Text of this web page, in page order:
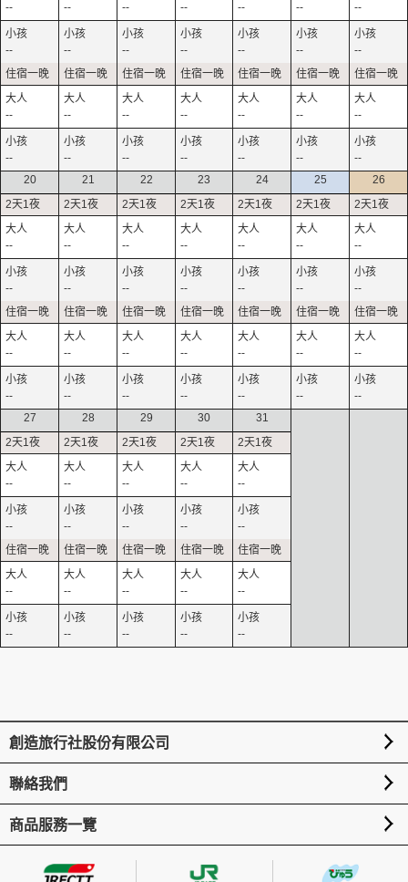
--
--
--
--
--
--
--
--
--
--
--
--
--
--
--
--
--
--
--
--
--
--
--
--
--
--
--
--
20
--
--
--
--
21
--
--
--
--
22
--
--
--
--
23
--
--
--
--
24
--
--
--
--
25
--
--
--
--
26
--
--
--
--
27
--
--
--
--
28
--
--
--
--
29
--
--
--
--
30
--
--
--
--
31
--
--
--
--
創造旅行社股份有限公司
聯絡我們
商品服務一覽